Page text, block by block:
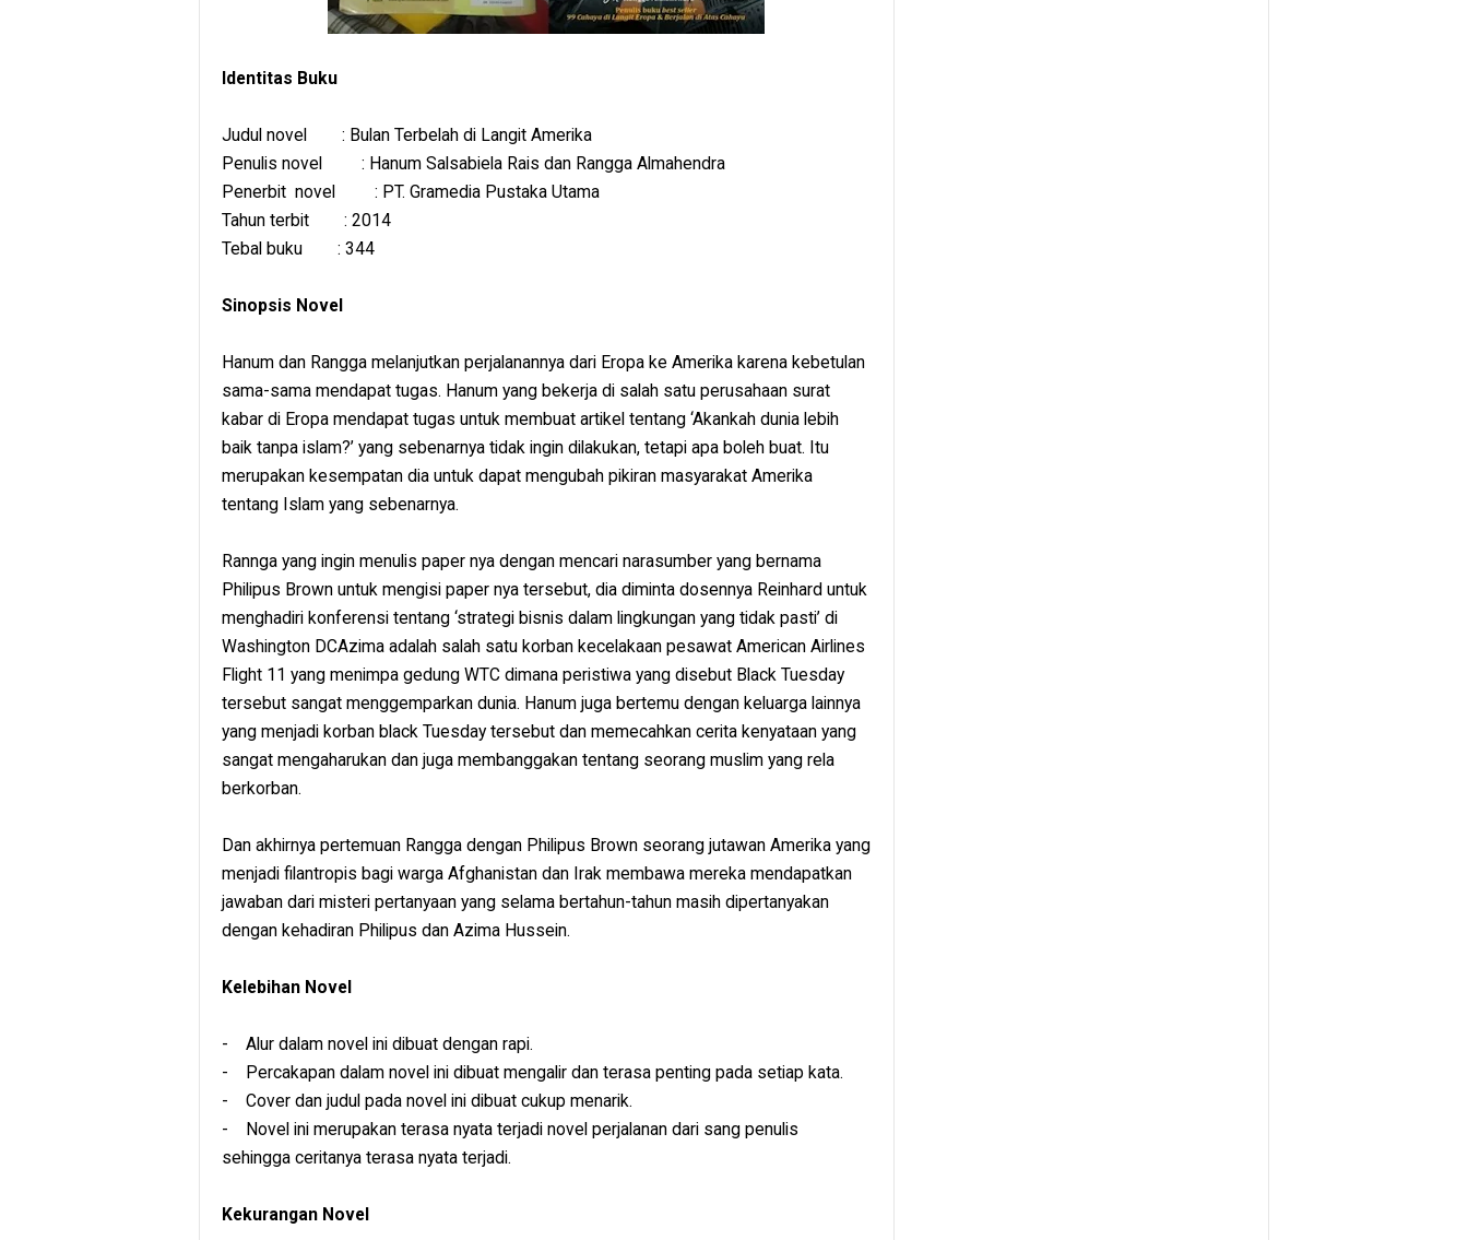
Identitas Buku
Judul novel : Bulan Terbelah di Langit Amerika
Penulis novel : Hanum Salsabiela Rais dan Rangga Almahendra
Penerbit novel : PT. Gramedia Pustaka Utama
Tahun terbit : 2014
Tebal buku : 344
Sinopsis Novel
Hanum dan Rangga melanjutkan perjalanannya dari Eropa ke Amerika karena kebetulan
sama-sama mendapat tugas. Hanum yang bekerja di salah satu perusahaan surat
kabar di Eropa mendapat tugas untuk membuat artikel tentang ‘Akankah dunia lebih
baik tanpa islam?’ yang sebenarnya tidak ingin dilakukan, tetapi apa boleh buat. Itu
merupakan kesempatan dia untuk dapat mengubah pikiran masyarakat Amerika
tentang Islam yang sebenarnya.
Rannga yang ingin menulis paper nya dengan mencari narasumber yang bernama
Philipus Brown untuk mengisi paper nya tersebut, dia diminta dosennya Reinhard untuk
menghadiri konferensi tentang ‘strategi bisnis dalam lingkungan yang tidak pasti’ di
Washington DCAzima adalah salah satu korban kecelakaan pesawat American Airlines
Flight 11 yang menimpa gedung WTC dimana peristiwa yang disebut Black Tuesday
tersebut sangat menggemparkan dunia. Hanum juga bertemu dengan keluarga lainnya
yang menjadi korban black Tuesday tersebut dan memecahkan cerita kenyataan yang
sangat mengaharukan dan juga membanggakan tentang seorang muslim yang rela
berkorban.
Dan akhirnya pertemuan Rangga dengan Philipus Brown seorang jutawan Amerika yang
menjadi filantropis bagi warga Afghanistan dan Irak membawa mereka mendapatkan
jawaban dari misteri pertanyaan yang selama bertahun-tahun masih dipertanyakan
dengan kehadiran Philipus dan Azima Hussein.
Kelebihan Novel
- Alur dalam novel ini dibuat dengan rapi.
- Percakapan dalam novel ini dibuat mengalir dan terasa penting pada setiap kata.
- Cover dan judul pada novel ini dibuat cukup menarik.
- Novel ini merupakan terasa nyata terjadi novel perjalanan dari sang penulis
sehingga ceritanya terasa nyata terjadi.
Kekurangan Novel